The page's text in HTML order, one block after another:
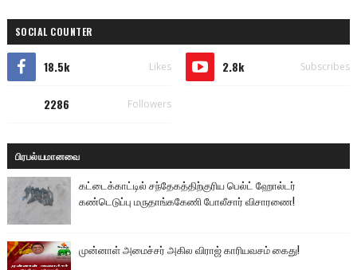
SOCIAL COUNTER
18.5k Likes 2.8k Subscribes
2286 Followers
பிரபல்யமானவை
கட்டைக்காட்டில் சந்தேகத்திற்குரிய பெல்ட் ஹோல்டர்
கண்டெடுப்பு மருதாங்ககேணி போலீசார் விசாரணை!
முன்னாள் அமைச்சர் அகில விராஜ் காரியவசம் கைது!